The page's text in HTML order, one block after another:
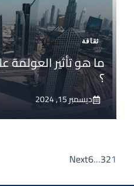
ثقافة
ما هو تأثير العولمة
؟
ديسمبر 15, 2024
1
2
3
…
6
Next